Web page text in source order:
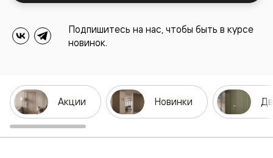
Подпишитесь на нас, чтобы быть в курсе
новинок.
Акции Новинки